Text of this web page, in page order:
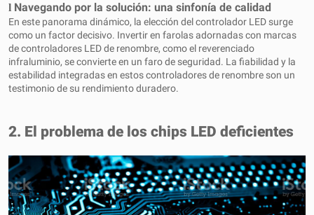
l Navegando por la solución: una sinfonía de calidad
En este panorama dinámico, la elección del controlador LED surge
como un factor decisivo. Invertir en farolas adornadas con marcas
de controladores LED de renombre, como el reverenciado
infraluminio, se convierte en un faro de seguridad. La fiabilidad y la
estabilidad integradas en estos controladores de renombre son un
testimonio de su rendimiento duradero.
2. El problema de los chips LED deficientes